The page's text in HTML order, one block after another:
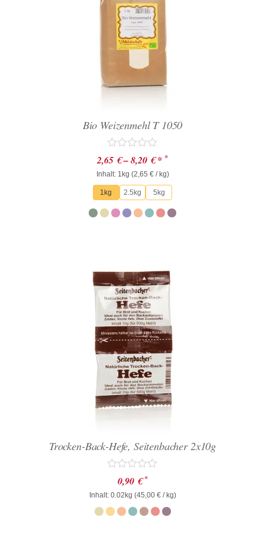
Bio Weizenmehl T 1050
Bewertet
mit
0
von
5
2,65 €–8,20 €* *
Inhalt: 1kg (2,65 €/ kg)
1kg 2.5kg 5kg
Trocken-Back-Hefe, Seitenbacher 2x10g
Bewertet
mit
0
von
5
0,90 € *
Inhalt: 0.02kg (45,00 €/ kg)